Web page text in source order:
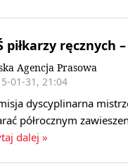
piłkarzy ręcznych
Agencja Prasowa
01-31, 21:04
dyscyplinarna
półrocznym
dalej »